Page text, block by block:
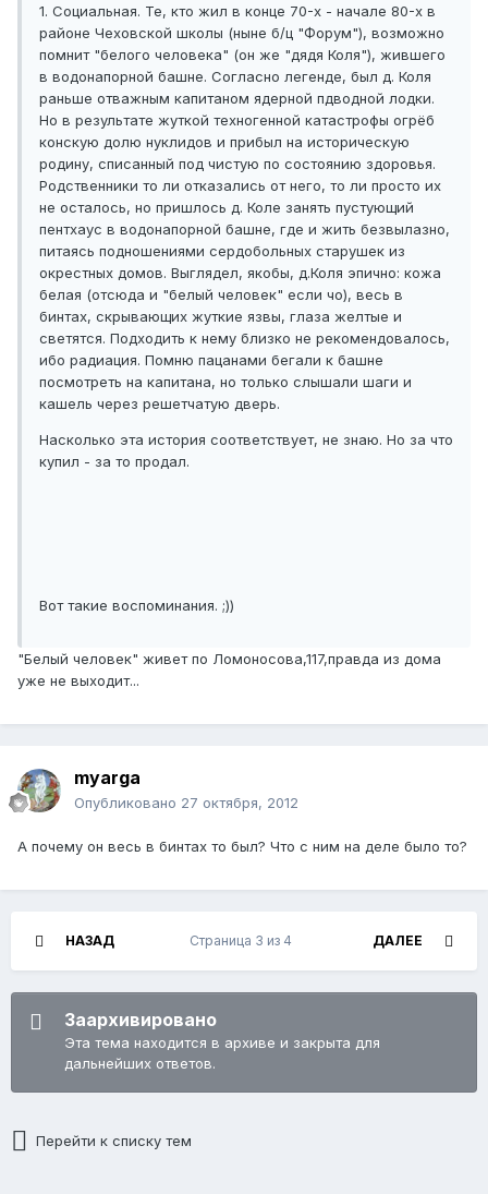
1. Социальная. Те, кто жил в конце 70-х - начале 80-х в
районе Чеховской школы (ныне б/ц "Форум"), возможно
помнит "белого человека" (он же "дядя Коля"), жившего
в водонапорной башне. Согласно легенде, был д. Коля
раньше отважным капитаном ядерной пдводной лодки.
Но в результате жуткой техногенной катастрофы огрёб
конскую долю нуклидов и прибыл на историческую
родину, списанный под чистую по состоянию здоровья.
Родственники то ли отказались от него, то ли просто их
не осталось, но пришлось д. Коле занять пустующий
пентхаус в водонапорной башне, где и жить безвылазно,
питаясь подношениями сердобольных старушек из
окрестных домов. Выглядел, якобы, д.Коля эпично: кожа
белая (отсюда и "белый человек" если чо), весь в
бинтах, скрывающих жуткие язвы, глаза желтые и
светятся. Подходить к нему близко не рекомендовалось,
ибо радиация. Помню пацанами бегали к башне
посмотреть на капитана, но только слышали шаги и
кашель через решетчатую дверь.
Насколько эта история соответствует, не знаю. Но за что
купил - за то продал.
Вот такие воспоминания. ;))
"Белый человек" живет по Ломоносова,117,правда из дома
уже не выходит...
myarga
Опубликовано 27 октября, 2012
А почему он весь в бинтах то был? Что с ним на деле было то?
НАЗАД ДАЛЕЕ
Страница 3 из 4
Заархивировано
Эта тема находится в архиве и закрыта для
дальнейших ответов.
Перейти к списку тем